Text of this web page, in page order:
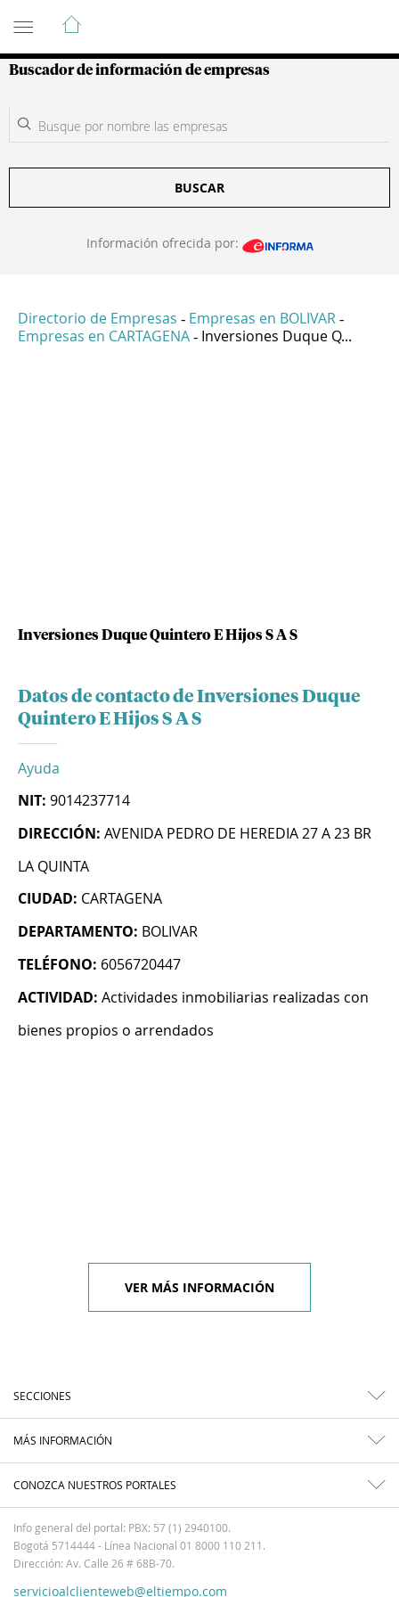
Guía de Empresas Colombianas
Buscador de información de empresas
BUSCAR
Información ofrecida por:
Directorio de Empresas - Empresas en BOLIVAR -
Empresas en CARTAGENA - Inversiones Duque Q...
Inversiones Duque Quintero E Hijos S A S
Datos de contacto de Inversiones Duque
Quintero E Hijos S A S
Ayuda
NIT: 9014237714
DIRECCIÓN: AVENIDA PEDRO DE HEREDIA 27 A 23 BR
LA QUINTA
CIUDAD: CARTAGENA
DEPARTAMENTO: BOLIVAR
TELÉFONO: 6056720447
ACTIVIDAD: Actividades inmobiliarias realizadas con
bienes propios o arrendados
VER MÁS INFORMACIÓN
SECCIONES
MÁS INFORMACIÓN
CONOZCA NUESTROS PORTALES
Info general del portal: PBX: 57 (1) 2940100.
Bogotá 5714444 - Línea Nacional 01 8000 110 211.
Dirección: Av. Calle 26 # 68B-70.
servicioalclienteweb@eltiempo.com